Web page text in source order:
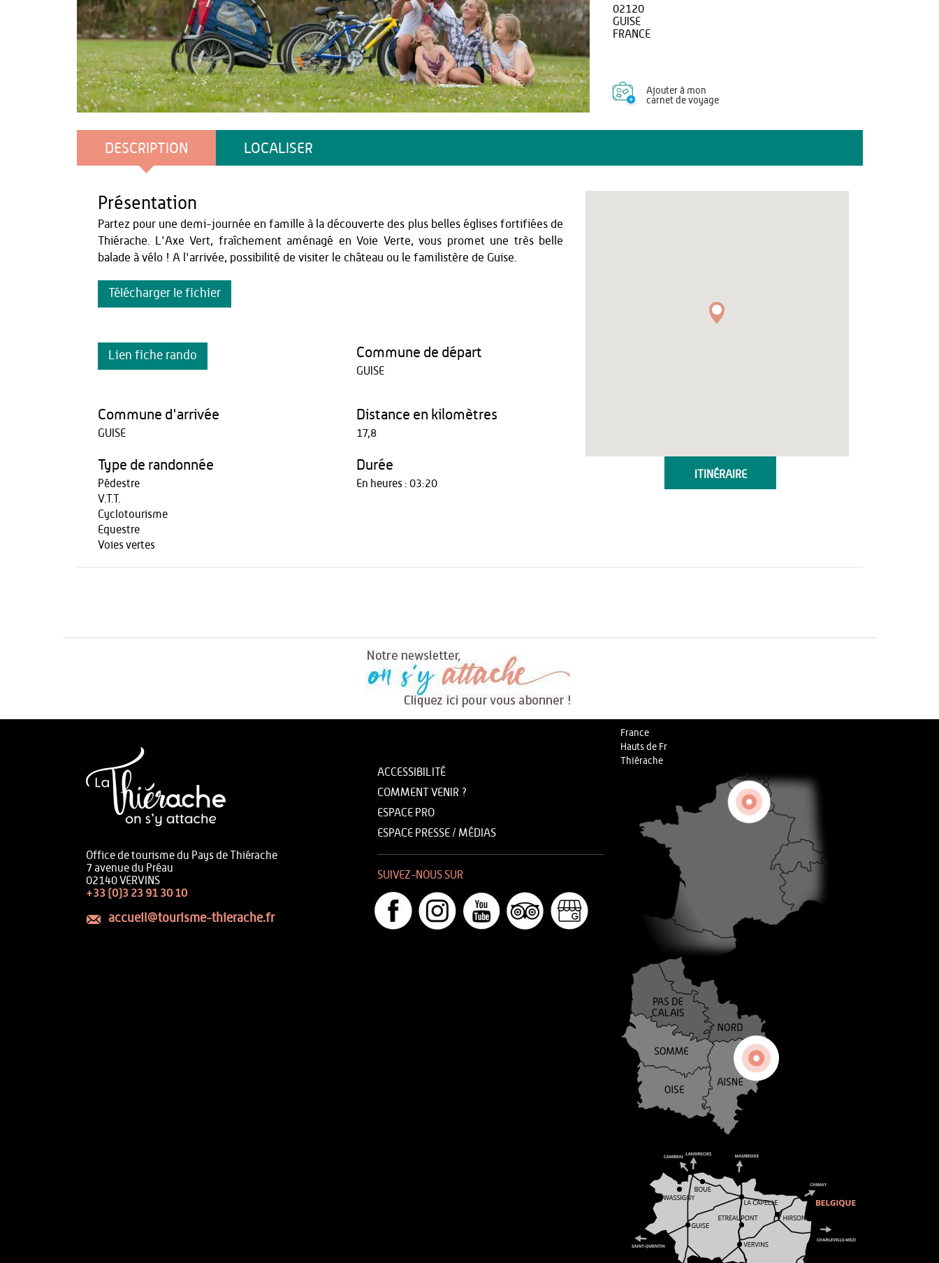
02120
GUISE
FRANCE
Ajouter à mon
carnet de voyage
DESCRIPTION LOCALISER
ITINÉRAIRE
Présentation
Partez pour une demi-journée en famille à la découverte des plus belles églises fortifiées de
Thiérache. L'Axe Vert, fraîchement aménagé en Voie Verte, vous promet une très belle
balade à vélo ! A l'arrivée, possibilité de visiter le château ou le familistère de Guise.
Télécharger le fichier
Lien fiche rando Commune de départ
GUISE
Commune d'arrivée
GUISE
Distance en kilomètres
17,8
Type de randonnée
Pédestre
V.T.T.
Cyclotourisme
Equestre
Voies vertes
Durée
En heures : 03:20
Office de tourisme du Pays de Thiérache
7 avenue du Préau
02140 VERVINS
+33 (0)3 23 91 30 10
accueil@tourisme-thierache.fr
ACCESSIBILITÉ
COMMENT VENIR ?
ESPACE PRO
ESPACE PRESSE / MÉDIAS
SUIVEZ-NOUS SUR
France
Hauts de Fr
Thiérache